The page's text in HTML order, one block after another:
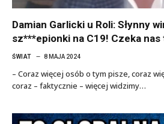
Damian Garlicki u Roli: Słynny
sz***epionki na C19! Czeka
ŚWIAT 8 MAJA 2024
– Coraz więcej osób o tym pisze, coraz
coraz – faktycznie – więcej widzimy…